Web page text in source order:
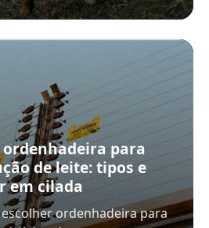
ordenhadeira para
de leite: tipos e
em cilada
ordenhadeira para